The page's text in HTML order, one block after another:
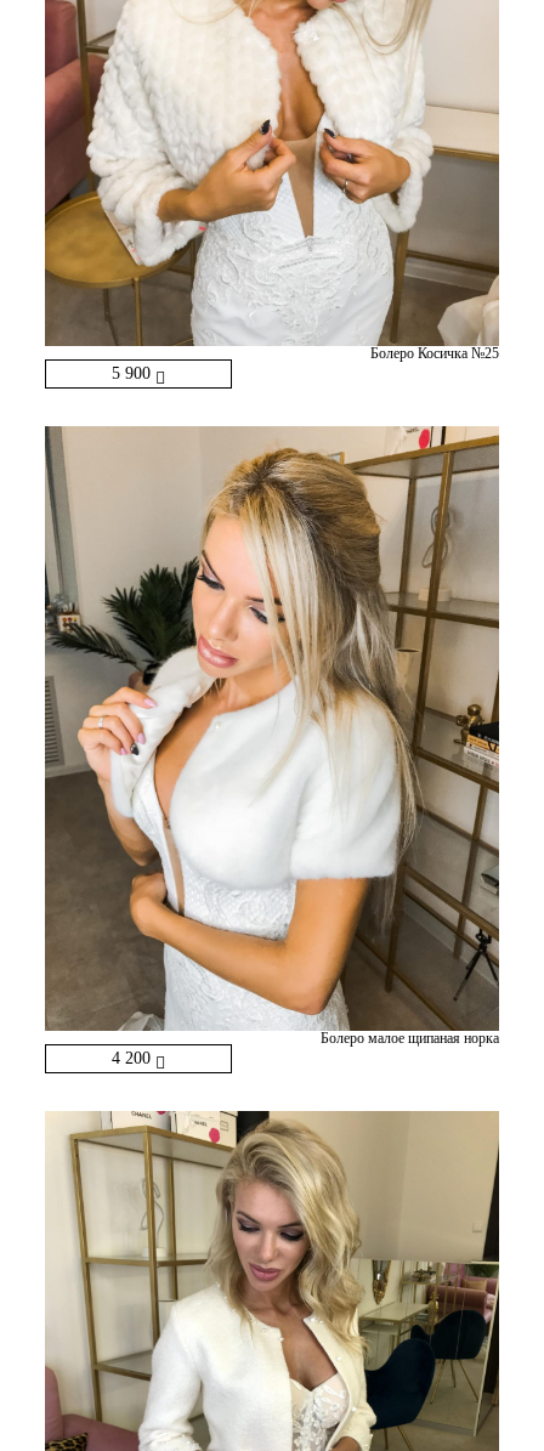
5 900
Болеро Косичка №25
4 200
Болеро малое щипаная норка